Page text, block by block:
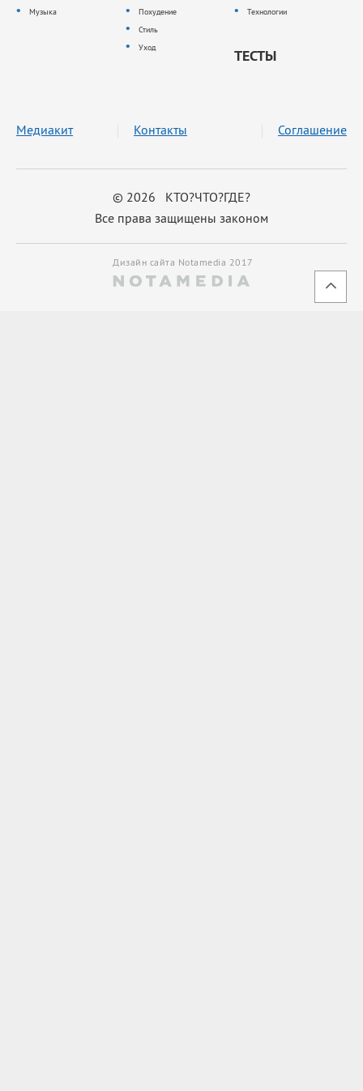
Музыка
Похудение
Стиль
Уход
Технологии
ТЕСТЫ
© 2026 КТО?ЧТО?ГДЕ?
Все права защищены законом
Медиакит Контакты Соглашение
Дизайн сайта Notamedia 2017